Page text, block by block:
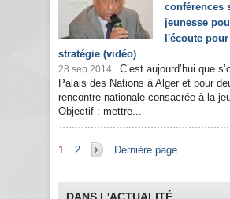
conférences
jeunesse
l'écoute
stratégie (vidéo)
28 sep 2014
C’est aujourd’hui que
Palais des Nations à Alger et pour
rencontre nationale consacrée à la
Objectif : mettre...
Pages
1 2 Dernière page